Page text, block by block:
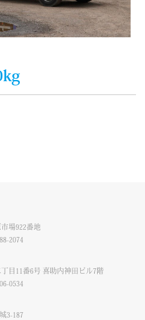
場922番地
2074
目11番6号 喜助内神田ビル7階
0534
3-187